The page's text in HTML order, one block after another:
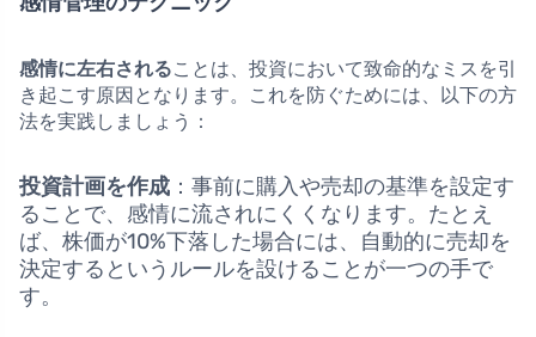
感情に左右されることは、投資において致命的なミスを引
き起こす原因となります。これを防ぐためには、以下の方
法を実践しましょう：
投資計画を作成 ：事前に購入や売却の基準を設定す
ることで、感情に流されにくくなります。たとえ
ば、株価が10%下落した場合には、自動的に売却を
決定するというルールを設けることが一つの手で
す。